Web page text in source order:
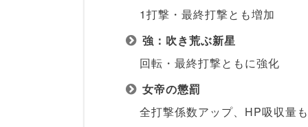
1打撃・最終打撃とも増加
強：吹き荒ぶ新星
回転・最終打撃ともに強化
女帝の懲罰
全打撃係数アップ、HP吸収量